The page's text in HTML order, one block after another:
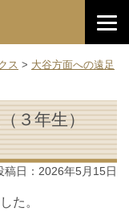
ス > 大谷方面への遠足
３年生）
稿日： 2026年5月15日
た。